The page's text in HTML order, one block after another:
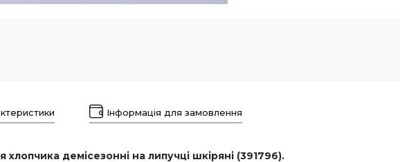
Інформація для замовлення
хлопчика демісезонні на липучці шкіряні (391796).